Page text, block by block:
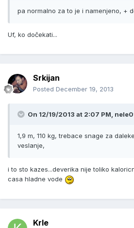
pa normalno za to je i namenjeno, +
Uf, ko dočekati...
Srkijan
Posted December 19, 2013
On 12/19/2013 at 2:07 PM,
1,9 m, 110 kg, trebace snage za
veslanje,
i to sto kazes...deverika nije toliko
casa hladne vode
Krle